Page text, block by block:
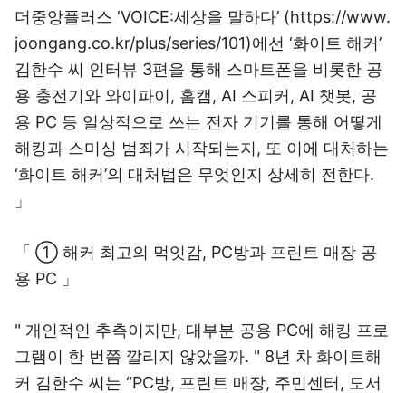
더중앙플러스 ‘VOICE:세상을 말하다’ (https://www.
joongang.co.kr/plus/series/101)에선 ‘화이트 해커’
김한수 씨 인터뷰 3편을 통해 스마트폰을 비롯한 공
용 충전기와 와이파이, 홈캠, AI 스피커, AI 챗봇, 공
용 PC 등 일상적으로 쓰는 전자 기기를 통해 어떻게
해킹과 스미싱 범죄가 시작되는지, 또 이에 대처하는
‘화이트 해커’의 대처법은 무엇인지 상세히 전한다.
」
「 ① 해커 최고의 먹잇감, PC방과 프린트 매장 공
용 PC 」
" 개인적인 추측이지만, 대부분 공용 PC에 해킹 프로
그램이 한 번쯤 깔리지 않았을까. " 8년 차 화이트해
커 김한수 씨는 “PC방, 프린트 매장, 주민센터, 도서